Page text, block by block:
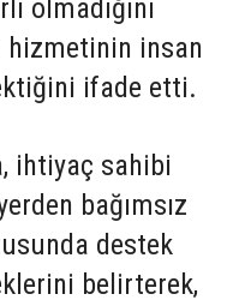
olmadığını
hizmetinin insan
ifade etti.
ihtiyaç sahibi
bağımsız
destek
belirterek,